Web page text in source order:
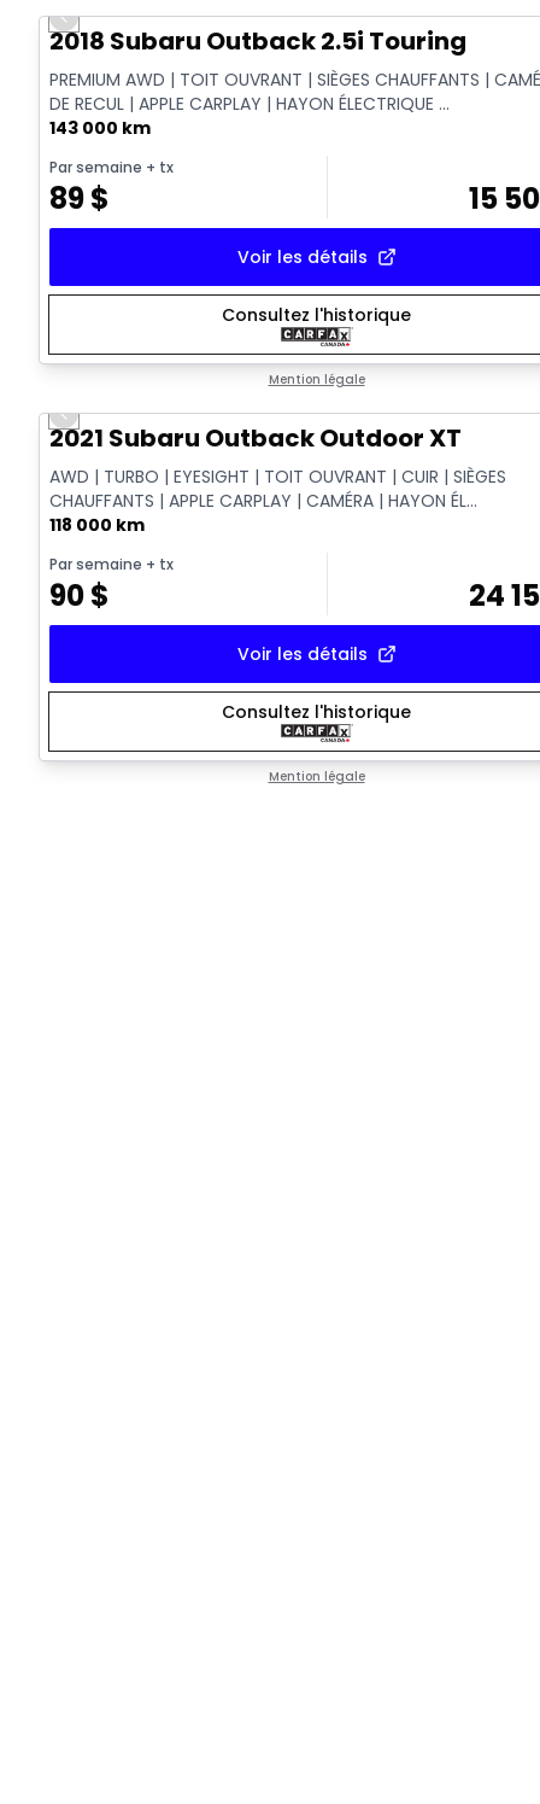
Previous slide
2018 Subaru Outback 2.5i Touring
PREMIUM AWD | TOIT OUVRANT | SIÈGES CHAUFFANTS |
DE RECUL | APPLE CARPLAY | HAYON ÉLECTRIQUE ...
143 000 km
Par semaine + tx
89$ 15
Voir les détails
Consultez l'historique
Mention légale
Vidéo disponible
Previous slide
2021 Subaru Outback Outdoor XT
AWD | TURBO | EYESIGHT | TOIT OUVRANT | CUIR | SIÈGES
CHAUFFANTS | APPLE CARPLAY | CAMÉRA | HAYON ÉL...
118 000 km
Par semaine + tx
90$ 24
Voir les détails
Consultez l'historique
Mention légale